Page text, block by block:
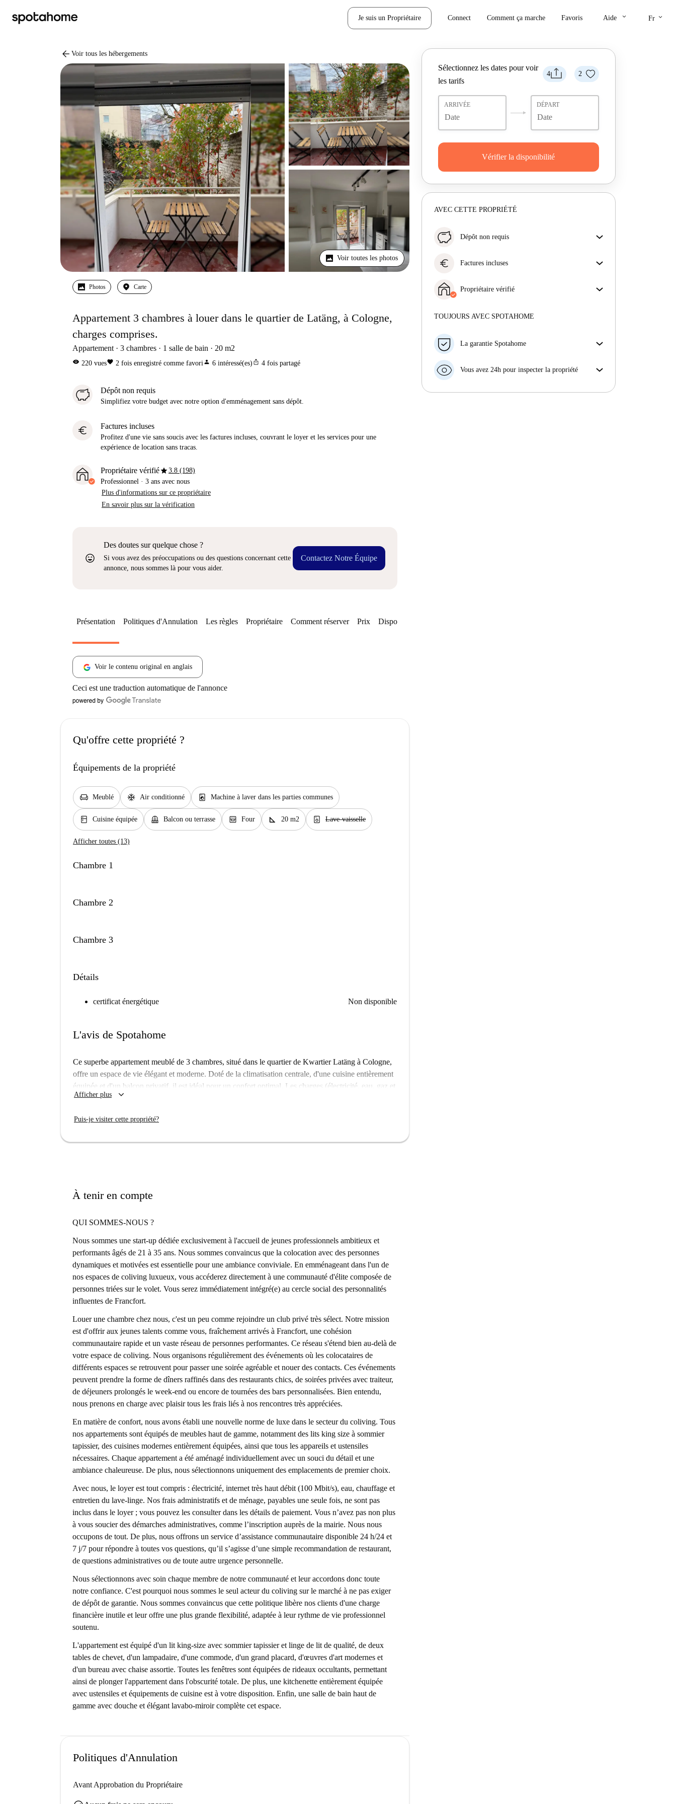
Je suis un Propriétaire Connect Comment ça marche Favoris Aide keyboard_arrow_down Fr keyboard_arrow_down
arrow_back Voir tous les hébergements
Voir toutes les photos
Photos Carte
Appartement 3 chambres à louer dans le quartier de Latäng, à Cologne,
charges comprises.
Appartement 3 chambres 1 salle de bain 20 m2
visibility 220 vuesfavorite 2 fois enregistré comme favoriperson 6 intéressé(es) ios_share 4 fois partagé
Dépôt non requis
Simplifiez votre budget avec notre option d'emménagement sans dépôt.
euro Factures incluses
Profitez d'une vie sans soucis avec les factures incluses, couvrant le loyer et les services pour une
expérience de location sans tracas.
Propriétaire vérifiéstar3.8 (198)
Professionnel · 3 ans avec nous
Plus d'informations sur ce propriétaire
En savoir plus sur la vérification
sentiment_very_satisfied
Des doutes sur quelque chose ?
Si vous avez des préoccupations ou des questions concernant cette
annonce, nous sommes là pour vous aider.
Contactez Notre Équipe
4 2
Sélectionnez les dates pour voir
les tarifs
ARRIVÉE DÉPART
Vérifier la disponibilité
AVEC CETTE PROPRIÉTÉ
Dépôt non requis
d'emménagement sans dépôt.
euro Factures incluses
incluses, couvrant le loyer et les services pour une
expérience de location sans tracas.
Propriétaire vérifié
Plus d'informations sur ce propriétaire
TOUJOURS AVEC SPOTAHOME
La garantie Spotahome
préavis, nous allons soit (A) vous payer une chambre
soit (B) vous rembourser en totalité.
Vous avez 24h pour inspecter la propriété
Présentation Politiques d'Annulation Les règles Propriétaire Comment réserver Prix Disponibilités
Voir le contenu original en anglais
Ceci est une traduction automatique de l'annonce
Qu'offre cette propriété ?
Équipements de la propriété
chair Meublé ac_unit Air conditionné local_laundry_service Machine à laver dans les parties communes
kitchen Cuisine équipée balcony Balcon ou terrasse oven_gen Four square_foot 20 m2 dishwasher_gen Lave-vaisselle
Afficher toutes (13)
Chambre 1
Chambre 2
Chambre 3
Détails
certificat énergétique Non disponible
L'avis de Spotahome
Ce superbe appartement meublé de 3 chambres, situé dans le quartier de Kwartier Latäng à Cologne,
offre un espace de vie élégant et moderne. Doté de la climatisation centrale, d'une cuisine entièrement
équipée et d'un balcon privatif, il est idéal pour un confort optimal. Les charges (électricité, eau, gaz et
Wi-Fi) sont comprises dans le loyer.
L'appartement se trouve dans le quartier animé de Kwartier Latäng à Cologne. À proximité, vous
Barbarossaplatz, ainsi que d'excellents restaurants comme Oruc Kebap et Freddy Schilling-Die
Afficher plus keyboard_arrow_down
Puis-je visiter cette propriété?
À tenir en compte
QUI SOMMES-NOUS ?
Nous sommes une start-up dédiée exclusivement à l'accueil de jeunes professionnels ambitieux et
performants âgés de 21 à 35 ans. Nous sommes convaincus que la colocation avec des personnes
dynamiques et motivées est essentielle pour une ambiance conviviale. En emménageant dans l'un de
nos espaces de coliving luxueux, vous accéderez directement à une communauté d'élite composée de
personnes triées sur le volet. Vous serez immédiatement intégré(e) au cercle social des personnalités
influentes de Francfort.
Louer une chambre chez nous, c'est un peu comme rejoindre un club privé très sélect. Notre mission
est d'offrir aux jeunes talents comme vous, fraîchement arrivés à Francfort, une cohésion
communautaire rapide et un vaste réseau de personnes performantes. Ce réseau s'étend bien au-delà de
votre espace de coliving. Nous organisons régulièrement des événements où les colocataires de
différents espaces se retrouvent pour passer une soirée agréable et nouer des contacts. Ces événements
peuvent prendre la forme de dîners raffinés dans des restaurants chics, de soirées privées avec traiteur,
de déjeuners prolongés le week-end ou encore de tournées des bars personnalisées. Bien entendu,
nous prenons en charge avec plaisir tous les frais liés à nos rencontres très appréciées.
En matière de confort, nous avons établi une nouvelle norme de luxe dans le secteur du coliving. Tous
nos appartements sont équipés de meubles haut de gamme, notamment des lits king size à sommier
tapissier, des cuisines modernes entièrement équipées, ainsi que tous les appareils et ustensiles
nécessaires. Chaque appartement a été aménagé individuellement avec un souci du détail et une
ambiance chaleureuse. De plus, nous sélectionnons uniquement des emplacements de premier choix.
Avec nous, le loyer est tout compris : électricité, internet très haut débit (100 Mbit/s), eau, chauffage et
entretien du lave-linge. Nos frais administratifs et de ménage, payables une seule fois, ne sont pas
inclus dans le loyer ; vous pouvez les consulter dans les détails de paiement. Vous n’avez pas non plus
à vous soucier des démarches administratives, comme l’inscription auprès de la mairie. Nous nous
occupons de tout. De plus, nous offrons un service d’assistance communautaire disponible 24 h/24 et
7 j/7 pour répondre à toutes vos questions, qu’il s’agisse d’une simple recommandation de restaurant,
de questions administratives ou de toute autre urgence personnelle.
Nous sélectionnons avec soin chaque membre de notre communauté et leur accordons donc toute
notre confiance. C'est pourquoi nous sommes le seul acteur du coliving sur le marché à ne pas exiger
de dépôt de garantie. Nous sommes convaincus que cette politique libère nos clients d'une charge
financière inutile et leur offre une plus grande flexibilité, adaptée à leur rythme de vie professionnel
soutenu.
L'appartement est équipé d'un lit king-size avec sommier tapissier et linge de lit de qualité, de deux
tables de chevet, d'un lampadaire, d'une commode, d'un grand placard, d'œuvres d'art modernes et
d'un bureau avec chaise assortie. Toutes les fenêtres sont équipées de rideaux occultants, permettant
ainsi de plonger l'appartement dans l'obscurité totale. De plus, une kitchenette entièrement équipée
avec ustensiles et équipements de cuisine est à votre disposition. Enfin, une salle de bain haut de
gamme avec douche et élégant lavabo-miroir complète cet espace.
Politiques d'Annulation
Avant Approbation du Propriétaire